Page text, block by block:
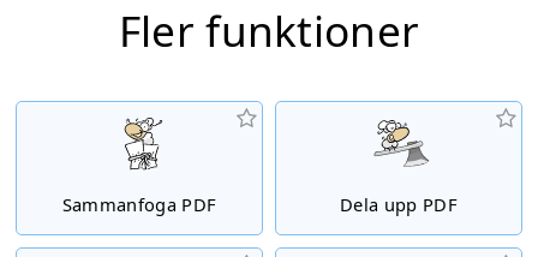
Fler funktioner
Sammanfoga PDF Dela upp PDF